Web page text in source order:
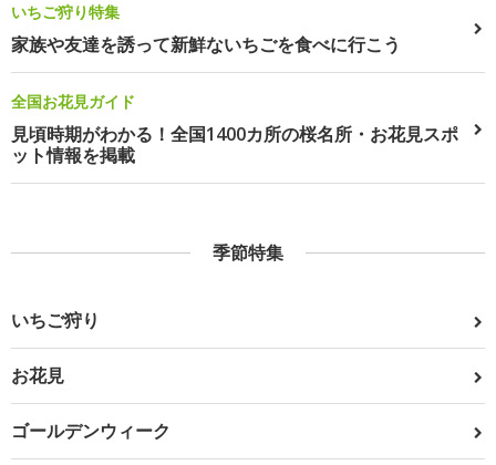
いちご狩り特集
家族や友達を誘って新鮮ないちごを食べに行こう
全国お花見ガイド
見頃時期がわかる！全国1400カ所の桜名所・お花見スポ
ット情報を掲載
季節特集
いちご狩り
お花見
ゴールデンウィーク